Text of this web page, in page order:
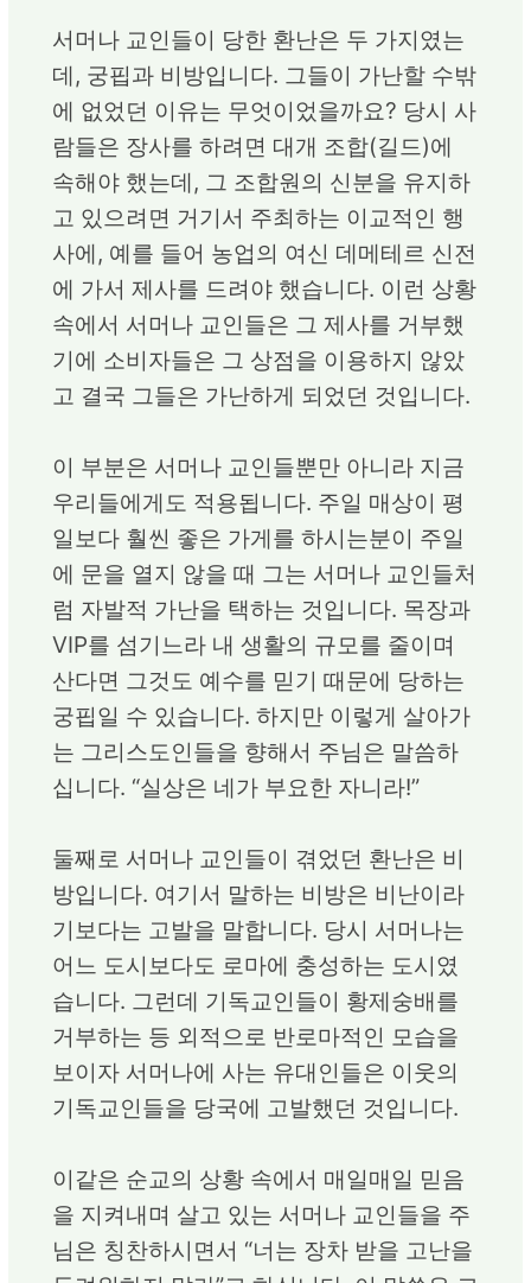
서머나 교인들이 당한 환난은 두 가지였는
데, 궁핍과 비방입니다. 그들이 가난할 수밖
에 없었던 이유는 무엇이었을까요? 당시 사
람들은 장사를 하려면 대개 조합(길드)에
속해야 했는데, 그 조합원의 신분을 유지하
고 있으려면 거기서 주최하는 이교적인 행
사에, 예를 들어 농업의 여신 데메테르 신전
에 가서 제사를 드려야 했습니다. 이런 상황
속에서 서머나 교인들은 그 제사를 거부했
기에 소비자들은 그 상점을 이용하지 않았
고 결국 그들은 가난하게 되었던 것입니다.
이 부분은 서머나 교인들뿐만 아니라 지금
우리들에게도 적용됩니다. 주일 매상이 평
일보다 훨씬 좋은 가게를 하시는분이 주일
에 문을 열지 않을 때 그는 서머나 교인들처
럼 자발적 가난을 택하는 것입니다. 목장과
VIP를 섬기느라 내 생활의 규모를 줄이며
산다면 그것도 예수를 믿기 때문에 당하는
궁핍일 수 있습니다. 하지만 이렇게 살아가
는 그리스도인들을 향해서 주님은 말씀하
십니다. “실상은 네가 부요한 자니라!”
둘째로 서머나 교인들이 겪었던 환난은 비
방입니다. 여기서 말하는 비방은 비난이라
기보다는 고발을 말합니다. 당시 서머나는
어느 도시보다도 로마에 충성하는 도시였
습니다. 그런데 기독교인들이 황제숭배를
거부하는 등 외적으로 반로마적인 모습을
보이자 서머나에 사는 유대인들은 이웃의
기독교인들을 당국에 고발했던 것입니다.
이같은 순교의 상황 속에서 매일매일 믿음
을 지켜내며 살고 있는 서머나 교인들을 주
님은 칭찬하시면서 “너는 장차 받을 고난을